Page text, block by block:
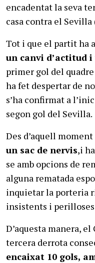
encadentat la seva
casa contra el Sevilla
Tot i que el partit ha
un canvi d’actitud
primer gol del
ha fet despertar de
s’ha confirmat a
segon gol del Sevilla.
Des d’aquell moment
un sac de nervis,i
se amb opcions de
alguna rematada
inquietar la porteria
insistents i
D’aquesta manera,
tercera derrota
encaixat 10 gols,